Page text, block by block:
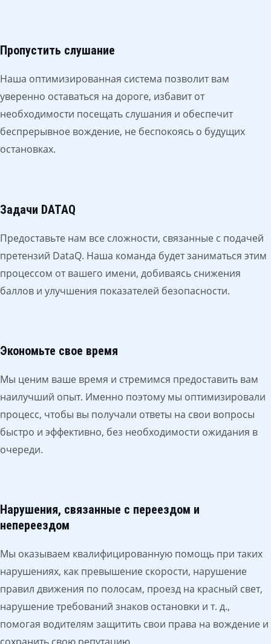
Пропустить слушание
Наша оптимизированная система позволит вам
уверенно оставаться на дороге, избавит от
необходимости посещать слушания и обеспечит
беспрерывное вождение, не беспокоясь о будущих
остановках.
Задачи DATAQ
Предоставьте нам все сложности, связанные с подачей
претензий DataQ. Наша команда будет заниматься этим
процессом от вашего имени, добиваясь снижения
баллов и улучшения показателей безопасности.
Экономьте свое время
Мы ценим ваше время и стремимся предоставить вам
наилучший опыт. Именно поэтому мы оптимизировали
процесс, чтобы вы получали ответы на свои вопросы
быстро и эффективно, без необходимости ожидания в
очереди.
Нарушения, связанные с переездом и
непереездом
Мы оказываем квалифицированную помощь при таких
нарушениях, как превышение скорости, нарушение
правил движения по полосам, проезд на красный свет,
нарушение требований знаков остановки и т. д.,
помогая водителям защитить свои права на вождение и